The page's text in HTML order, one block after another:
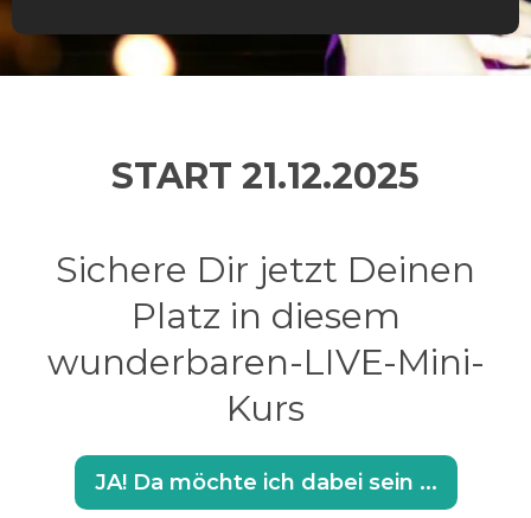
START 21.12.2025
Sichere Dir jetzt Deinen
Platz in diesem
wunderbaren-LIVE-Mini-
Kurs
JA! Da möchte ich dabei sein ...